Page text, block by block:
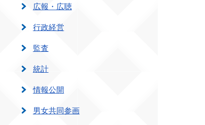
広報・広聴
行政経営
監査
統計
情報公開
男女共同参画